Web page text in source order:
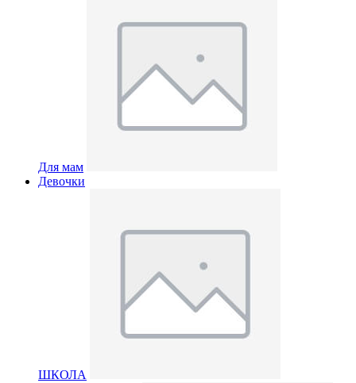
Для мам
Девочки
ШКОЛА